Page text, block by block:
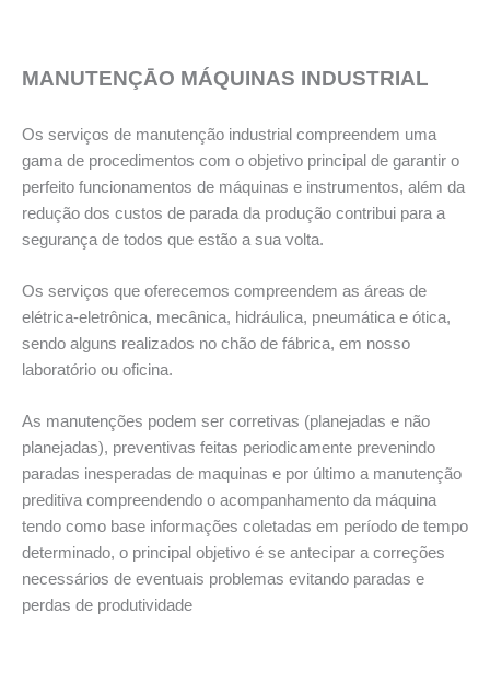
MANUTENÇĀO MÁQUINAS INDUSTRIAL
Os serviços de manutenção industrial compreendem uma
gama de procedimentos com o objetivo principal de garantir o
perfeito funcionamentos de máquinas e instrumentos, além da
redução dos custos de parada da produção contribui para a
segurança de todos que estão a sua volta.
Os serviços que oferecemos compreendem as áreas de
elétrica-eletrônica, mecânica, hidráulica, pneumática e ótica,
sendo alguns realizados no chão de fábrica, em nosso
laboratório ou oficina.
As manutenções podem ser corretivas (planejadas e não
planejadas), preventivas feitas periodicamente prevenindo
paradas inesperadas de maquinas e por último a manutenção
preditiva compreendendo o acompanhamento da máquina
tendo como base informações coletadas em período de tempo
determinado, o principal objetivo é se antecipar a correções
necessários de eventuais problemas evitando paradas e
perdas de produtividade